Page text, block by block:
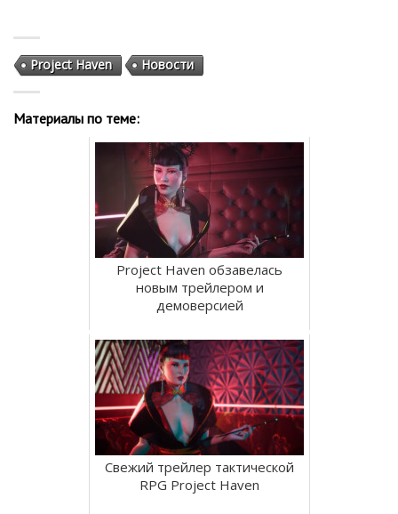
Project Haven Новости
Материалы по теме:
Project Haven обзавелась
новым трейлером и
демоверсией
Свежий трейлер тактической
RPG Project Haven